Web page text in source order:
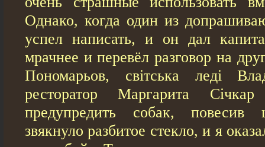
Однако, когда один из
успел написать, и он дал
мрачнее и перевёл разговор на
Пономарьов, світська леді
ресторатор Маргарита
предупредить собак, повесив
звякнуло разбитое стекло, и я